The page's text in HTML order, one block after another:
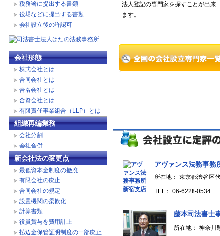
税務署に提出する書類
役場などに提出する書類
会社設立後の許認可
会社形態
株式会社とは
合同会社とは
合名会社とは
合資会社とは
有限責任事業組合（LLP）とは
組織再編業務
会社分割
会社合併
新会社法の変更点
最低資本金制度の撤廃
有限会社の廃止
合同会社の規定
設置機関の柔軟化
計算書類
役員賞与を費用計上
払込金保管証明制度の一部廃止
法人登記の専門家を探すことが出来
ます。
アヴァンス法務事務
所在地： 東京都渋谷区
TEL： 06-6228-0534
藤本司法書士
所在地： 神奈川